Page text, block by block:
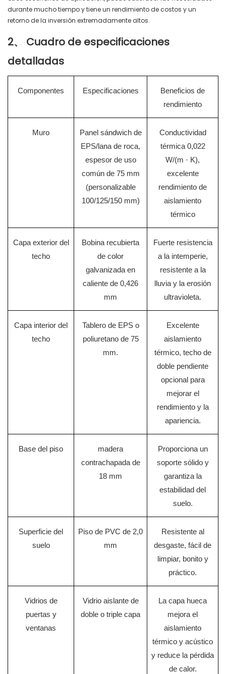
durante mucho tiempo y tiene un rendimiento de costos y un
retorno de la inversión extremadamente altos.
2、 Cuadro de especificaciones
detalladas
Componentes Especificaciones
Beneficios de
rendimiento
Muro
Panel sándwich de
EPS/lana de roca,
espesor de uso
común de 75 mm
(personalizable
100/125/150 mm)
Conductividad
térmica 0,022
W/(m · K),
excelente
rendimiento de
aislamiento
térmico
Capa exterior del
techo
Bobina recubierta
de color
galvanizada en
caliente de 0,426
mm
Fuerte resistencia
a la intemperie,
resistente a la
lluvia y la erosión
ultravioleta.
Capa interior del
techo
Tablero de EPS o
poliuretano de 75
mm.
Excelente
aislamiento
térmico, techo de
doble pendiente
opcional para
mejorar el
rendimiento y la
apariencia.
Base del piso
madera
contrachapada de
18 mm
Proporciona un
soporte sólido y
garantiza la
estabilidad del
suelo.
Superficie del
suelo
Piso de PVC de 2,0
mm
Resistente al
desgaste, fácil de
limpiar, bonito y
práctico.
Vidrios de
puertas y
ventanas
Vidrio aislante de
doble o triple capa
La capa hueca
mejora el
aislamiento
térmico y acústico
y reduce la pérdida
de calor.